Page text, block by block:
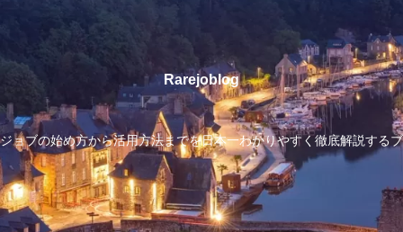
Rarejoblog
ョブの始め方から活用方法までを日本一わかりやすく徹底解説する